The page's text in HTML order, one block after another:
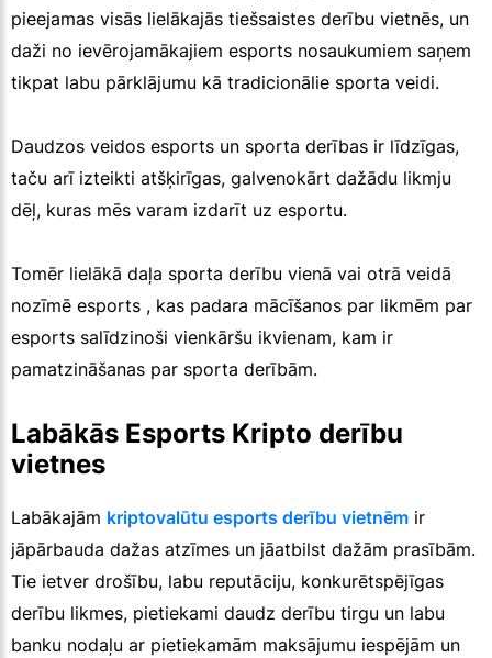
pieejamas visās lielākajās tiešsaistes derību vietnēs, un
daži no ievērojamākajiem esports nosaukumiem saņem
tikpat labu pārklājumu kā tradicionālie sporta veidi.
Daudzos veidos esports un sporta derības ir līdzīgas,
taču arī izteikti atšķirīgas, galvenokārt dažādu likmju
dēļ, kuras mēs varam izdarīt uz esportu.
Tomēr lielākā daļa sporta derību vienā vai otrā veidā
nozīmē esports , kas padara mācīšanos par likmēm par
esports salīdzinoši vienkāršu ikvienam, kam ir
pamatzināšanas par sporta derībām.
Labākās Esports Kripto derību
vietnes
Labākajām kriptovalūtu esports derību vietnēm ir
jāpārbauda dažas atzīmes un jāatbilst dažām prasībām.
Tie ietver drošību, labu reputāciju, konkurētspējīgas
derību likmes, pietiekami daudz derību tirgu un labu
banku nodaļu ar pietiekamām maksājumu iespējām un